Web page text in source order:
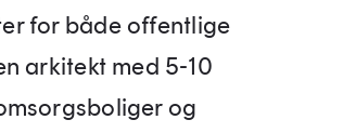
for både offentlige
arkitekt med 5-10
og